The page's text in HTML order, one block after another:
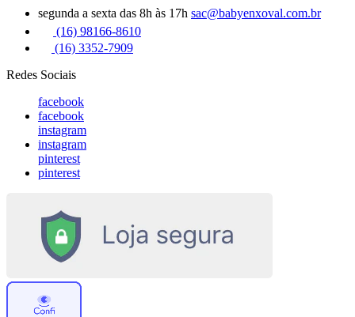
segunda a sexta das 8h às 17h sac@babyenxoval.com.br
(16) 98166-8610
(16) 3352-7909
Redes Sociais
facebook
facebook
instagram
instagram
pinterest
pinterest